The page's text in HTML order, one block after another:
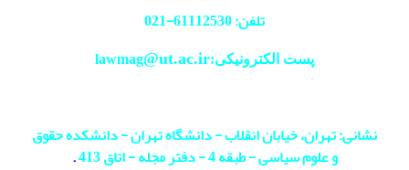
تلفن: 61112530-
021
پست الکترونیکی:lawmag@ut.ac.ir
نشانی: تهران، خیابان انقلاب - دانشگاه تهران - دانشکده حقوق
و علوم سیاسی - طبقه 4 - دفتر مجله - اتاق 413
.